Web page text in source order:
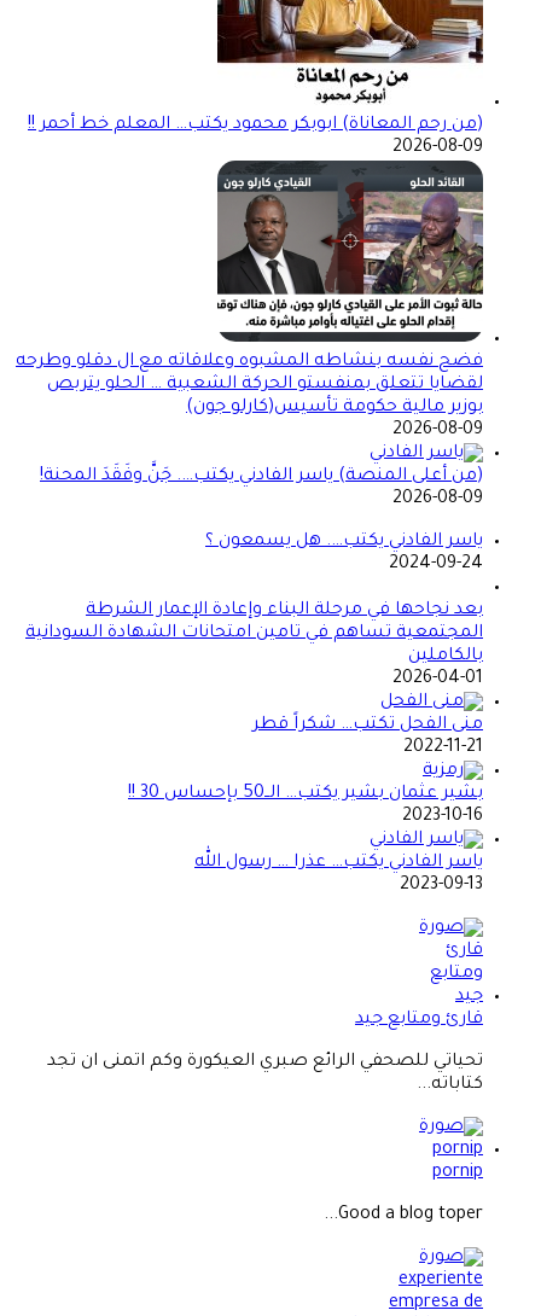
(من رحم المعاناة) ابوبكر محمود يكتب… المعلم خط أحمر !!
2026-08-09
فضح نفسه بنشاطه المشبوه وعلاقاته مع ال دقلو وطرحه
لقضايا تتعلق بمنفستو الحركة الشعبية … الحلو يتربص
بوزير مالية حكومة تأسيس(كارلو جون)
2026-08-09
(من أعلى المنصة) ياسر الفادني يكتب…. جَنَّ وفَقَدَ المحنة!
2026-08-09
ياسر الفادني يكتب…. هل يسمعون ؟
2024-09-24
بعد نجاحها في مرحلة البناء وإعادة الإعمار الشرطة
المجتمعية تساهم في تامين امتحانات الشهادة السودانية
بالكاملين
2026-04-01
منى الفحل تكتب… شكراً قطر
2022-11-21
بشير عثمان بشير يكتب… الــ50 بإحساس 30 !!
2023-10-16
ياسر الفادني يكتب… عذرا … رسول الله
2023-09-13
قارئ ومتابع جيد
تحياتي للصحفي الرائع صبري العيكورة وكم اتمنى ان تجد
كتاباته...
pornip
Good a blog toper...